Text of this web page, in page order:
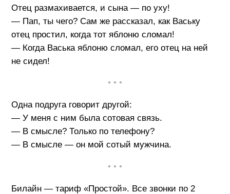
Отец размахивается, и сына — по уху!
— Пап, ты чего? Сам же рассказал, как Ваську
отец простил, когда тот яблоню сломал!
— Когда Васька яблоню сломал, его отец на ней
не сидел!
• • •
Одна подруга говорит другой:
— У меня с ним была сотовая связь.
— В смысле? Только по телефону?
— В смысле — он мой сотый мужчина.
• • •
Билайн — тариф «Простой». Все звонки по 2